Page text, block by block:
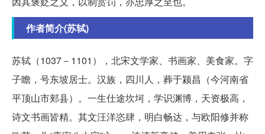
作者简介(苏轼)
苏轼（1037－1101），北宋文学家、书画家、美食家。字
子瞻，号东坡居士。汉族，四川人，葬于颍昌（今河南省
平顶山市郏县）。一生仕途坎坷，学识渊博，天资极高，
诗文书画皆精。其文汪洋恣肆，明白畅达，与欧阳修并称